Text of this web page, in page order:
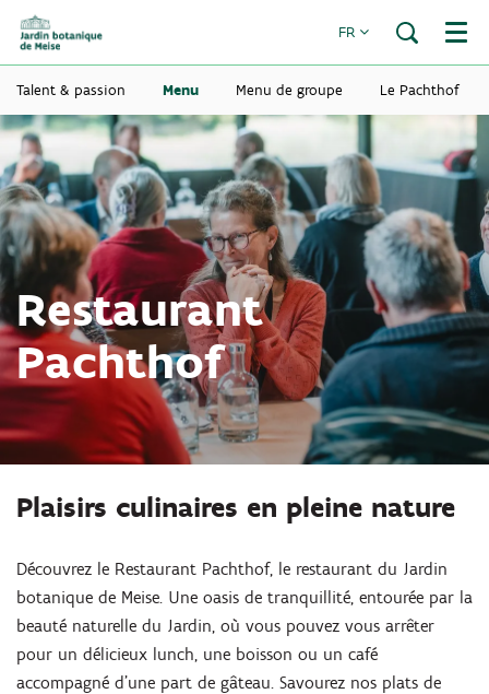
FR Menu
Talent & passion Menu Menu de groupe Le Pachthof
Restaurant
Pachthof
Plaisirs culinaires en pleine nature
Découvrez le Restaurant Pachthof, le restaurant du Jardin
botanique de Meise. Une oasis de tranquillité, entourée par la
beauté naturelle du Jardin, où vous pouvez vous arrêter
pour un délicieux lunch, une boisson ou un café
accompagné d’une part de gâteau. Savourez nos plats de